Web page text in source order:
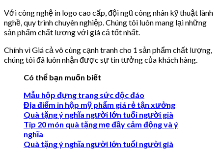
Với công nghệ in logo cao cấp, đội ngũ công nhân kỹ thuật lành
nghề, quy trình chuyên nghiệp. Chúng tôi luôn mang lại những
sản phẩm chất lượng với giá cả tốt nhất.
Chính vì Giá cả vô cùng cạnh tranh cho 1 sản phẩm chất lượng,
chúng tôi đã luôn nhận được sự tin tưởng của khách hàng.
Có thể bạn muốn biết
Mẫu hộp đựng trang sức độc đáo
Địa điểm in hộp mỹ phẩm giá rẻ tận xưởng
Quà tặng ý nghĩa người lớn tuổi người già
Tip 20 món quà tặng mẹ đầy cảm động và ý
nghĩa
Quà tặng ý nghĩa người lớn tuổi người già